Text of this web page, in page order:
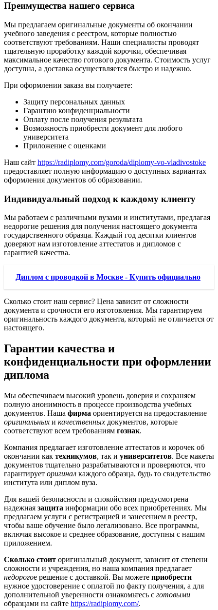
Преимущества нашего сервиса
Мы предлагаем оригинальные документы об окончании
учебного заведения с реестром, которые полностью
соответствуют требованиям. Наши специалисты проводят
тщательную проработку каждой корочки, обеспечивая
максимальное качество готового документа. Стоимость услуг
доступна, а доставка осуществляется быстро и надежно.
При оформлении заказа вы получаете:
Защиту персональных данных
Гарантию конфиденциальности
Оплату после получения результата
Возможность приобрести документ для любого
университета
Приложение с оценками
Наш сайт https://radiplomy.com/goroda/diplomy-vo-vladivostoke
предоставляет полную информацию о доступных вариантах
оформления документов об образовании.
Индивидуальный подход к каждому клиенту
Мы работаем с различными вузами и институтами, предлагая
недорогие решения для получения настоящего документа
государственного образца. Каждый год десятки клиентов
доверяют нам изготовление аттестатов и дипломов с
гарантией качества.
Диплом с проводкой в Москве - Купить официально
Сколько стоит наш сервис? Цена зависит от сложности
документа и срочности его изготовления. Мы гарантируем
оригинальность каждого документа, который не отличается от
настоящего.
Гарантии качества и
конфиденциальности при оформлении
диплома
Мы обеспечиваем высокий уровень доверия и сохраняем
полную анонимность в процессе производства учебных
документов. Наша фирма ориентируется на предоставление
оригинальных и качественных документов, которые
соответствуют всем требованиям гознак.
Компания предлагает изготовление аттестатов и корочек об
окончании как техникумов, так и университетов. Все макеты
документов тщательно разрабатываются и проверяются, что
гарантирует оригинал каждого образца, будь то свидетельство
института или диплом вуза.
Для вашей безопасности и спокойствия предусмотрена
надежная защита информации обо всех приобретениях. Мы
предлагаем услуги с регистрацией и занесением в реестр,
чтобы ваше обучение было легализовано. Все программы,
включая высокое и среднее образование, доступны с нашим
приложением.
Сколько стоит оригинальный документ, зависит от степени
сложности и учреждения, но наша компания предлагает
недорогое решение с доставкой. Вы можете приобрести
нужное удостоверение с оплатой по факту получения, а для
дополнительной уверенности ознакомьтесь с готовыми
образцами на сайте https://radiplomy.com/.